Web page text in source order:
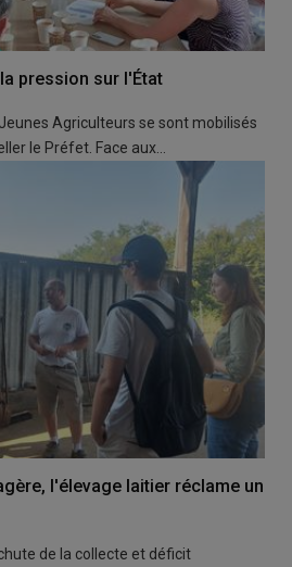
pression sur l'État
Jeunes Agriculteurs se sont mobilisés
le Préfet. Face aux…
l'élevage laitier réclame un
de la collecte et déficit